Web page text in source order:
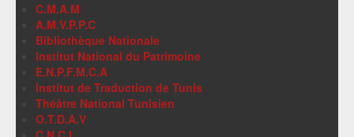
C.M.A.M
A.M.V.P.P.C
Bibliothèque Nationale
Institut National du Patrimoine
E.N.P.F.M.C.A
Institut de Traduction de Tunis
Théâtre National Tunisien
O.T.D.A.V